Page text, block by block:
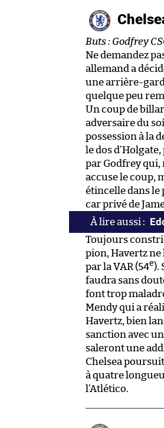
Buts : Godfrey
Ne demandez
allemand a
une arrière-
quelque peu
Un coup de
adversaire du
possession à la
le dos
par Godfrey
accuse le coup,
étincelle dans le
car privé de
Toujours
pion, Havertz ne
par la VAR (54e).
faudra sans
font trop
Mendy qui a
Havertz, bien
sanction avec
saleront une
Chelsea
à quatre
l’Atlético.